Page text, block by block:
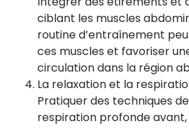
ciblant les muscles
routine d’entraînement
ces muscles et favoriser
circulation dans la région
La relaxation et la
Pratiquer des techniques
respiration profonde